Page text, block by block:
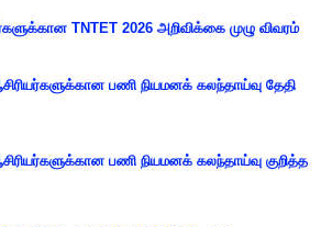
TNTET 2026 அறிவிக்கை முழு விவரம்
பணி நியமனக் கலந்தாய்வு தேதி
பணி நியமனக் கலந்தாய்வு குறித்த